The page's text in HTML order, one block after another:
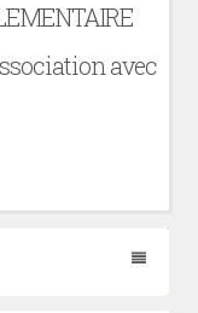
avec